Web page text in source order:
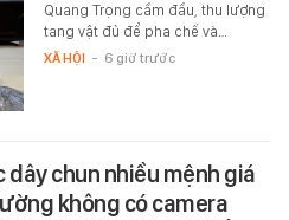
Quang Trọng cầm đầu, thu lượng
tang vật đủ để pha chế và…
XÃ HỘI - 6 giờ trước
dây chun nhiều mệnh giá
không có camera